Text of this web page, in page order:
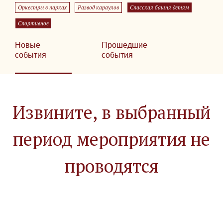
Оркестры в парках Развод караулов Спасская башня детям
Спортивное
Новые
события
Прошедшие
события
Извините, в выбранный
период мероприятия не
проводятся